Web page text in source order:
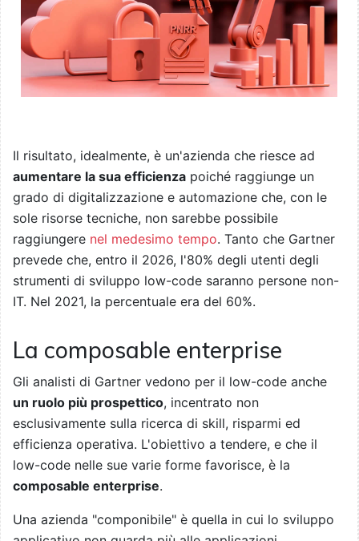
Il risultato, idealmente, è un'azienda che riesce ad
aumentare la sua efficienza poiché raggiunge un
grado di digitalizzazione e automazione che, con le
sole risorse tecniche, non sarebbe possibile
raggiungere nel medesimo tempo. Tanto che Gartner
prevede che, entro il 2026, l'80% degli utenti degli
strumenti di sviluppo low-code saranno persone non-
IT. Nel 2021, la percentuale era del 60%.
La composable enterprise
Gli analisti di Gartner vedono per il low-code anche
un ruolo più prospettico, incentrato non
esclusivamente sulla ricerca di skill, risparmi ed
efficienza operativa. L'obiettivo a tendere, e che il
low-code nelle sue varie forme favorisce, è la
composable enterprise.
Una azienda "componibile" è quella in cui lo sviluppo